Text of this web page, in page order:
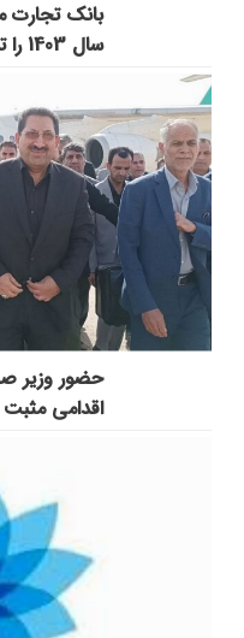
بانک تجارت
سال 1403 را تمدید کرد
حضور وزیر
اقدامی